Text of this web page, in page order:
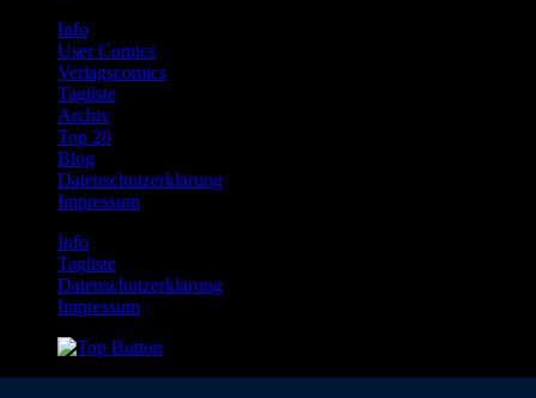
Info
User Comics
Verlagscomics
Tagliste
Archiv
Top 20
Blog
Datenschutzerklärung
Impressum
Info
Tagliste
Datenschutzerklärung
Impressum